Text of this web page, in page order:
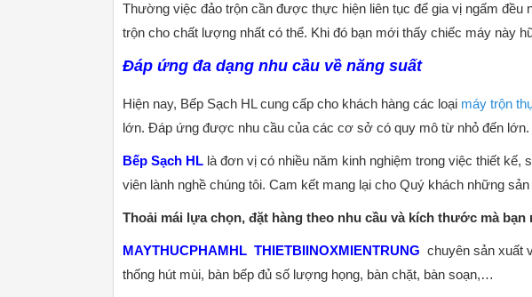
Thường việc đảo trộn cần được thực hiện liên tục để gia vị ngấm
trộn cho chất lượng nhất có thể. Khi đó bạn mới thấy chiếc máy này
Đáp ứng đa dạng nhu cầu về năng suất
Hiện nay, Bếp Sạch HL cung cấp cho khách hàng các loại máy trộn
lớn. Đáp ứng được nhu cầu của các cơ sở có quy mô từ nhỏ đến lớn.
Bếp Sạch HL là đơn vị có nhiều năm kinh nghiệm trong việc thiết kế,
viên lành nghề chúng tôi. Cam kết mang lại cho Quý khách những
Thoải mái lựa chọn, đặt hàng theo nhu cầu và kích thước mà bạn
MAYTHUCPHAMHL THIETBIINOXMIENTRUNG chuyên sản xuất
thống hút mùi, bàn bếp đủ số lượng họng, bàn chặt, bàn soạn,…